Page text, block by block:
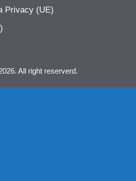
Privacy (UE)
All right reserverd.